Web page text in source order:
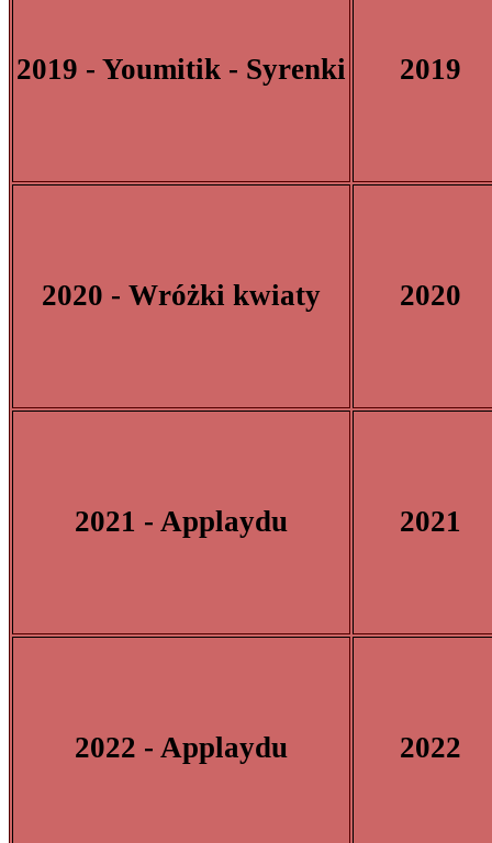
2019 - Youmitik - Syrenki 2019
2020 - Wróżki kwiaty 2020
2021 - Applaydu 2021
2022 - Applaydu 2022